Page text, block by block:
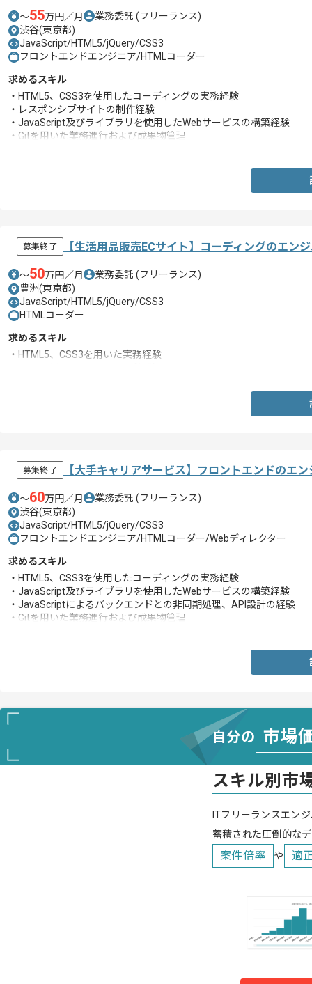
〜55万円／月 業務委託 (フリーランス)
渋谷(東京都)
JavaScript/HTML5/jQuery/CSS3
フロントエンドエンジニア/HTMLコーダー
求めるスキル
・HTML5、CSS3を使用したコーディングの実務経験
・レスポンシブサイトの制作経験
・JavaScript及びライブラリを使用したWebサービスの構築経験
・Gitを用いた業務進行および成果物管理
募集終了 【生活用品販売ECサイト】コーディングのエン
〜50万円／月 業務委託 (フリーランス)
豊洲(東京都)
JavaScript/HTML5/jQuery/CSS3
HTMLコーダー
求めるスキル
・HTML5、CSS3を用いた実務経験
募集終了 【大手キャリアサービス】フロントエンドのエ
〜60万円／月 業務委託 (フリーランス)
渋谷(東京都)
JavaScript/HTML5/jQuery/CSS3
フロントエンドエンジニア/HTMLコーダー/Webディレクター
求めるスキル
・HTML5、CSS3を使用したコーディングの実務経験
・JavaScript及びライブラリを使用したWebサービスの構築経験
・JavaScriptによるバックエンドとの非同期処理、API設計の経験
・Gitを用いた業務進行および成果物管理
自分の 市場
スキル別市
ITフリーランスエン
蓄積された圧倒的な
案件倍率 や 適